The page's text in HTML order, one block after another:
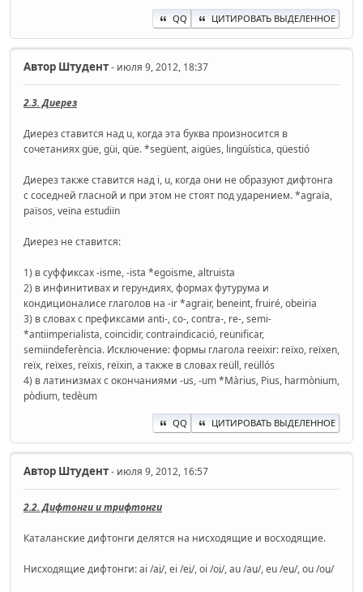
QQ ЦИТИРОВАТЬ ВЫДЕЛЕННОЕ
Автор Штудент- июля 9, 2012, 18:37
2.3. Диерез
Диерез ставится над u, когда эта буква произносится в
сочетаниях güe, güi, qüe. *següent, aigües, lingüística, qüestió
Диерез также ставится над i, u, когда они не образуют дифтонга
с соседней гласной и при этом не стоят под ударением. *agraïa,
països, veïna estudiïn
Диерез не ставится:
1) в суффиксах -isme, -ista *egoisme, altruista
2) в инфинитивах и герундиях, формах футурума и
кондиционалисе глаголов на -ir *agrair, beneint, fruiré, obeiria
3) в словах с префиксами anti-, co-, contra-, re-, semi-
*antiimperialista, coincidir, contraindicació, reunificar,
semiindeferència. Исключение: формы глагола reeixir: reïxo, reïxen,
reïx, reïxes, reïxis, reïxin, а также в словах reüll, reüllós
4) в латинизмах с окончаниями -us, -um *Màrius, Pius, harmònium,
pòdium, tedèum
QQ ЦИТИРОВАТЬ ВЫДЕЛЕННОЕ
Автор Штудент- июля 9, 2012, 16:57
2.2. Дифтонги и трифтонги
Каталанские дифтонги делятся на нисходящие и восходящие.
Нисходящие дифтонги: ai /ai̯/, ei /ei̯/, oi /oi̯/, au /au̯/, eu /eu̯/, ou /ou̯/